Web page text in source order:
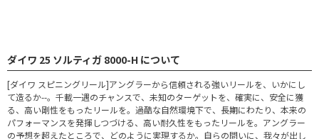
ダイワ 25 ソルティガ 8000-H について
[ダイワ スピニングリール]アングラーから信頼される強いリールを、いかにし
て造るか--。千載一遇のチャンスで、未知のターゲットを、確実に、安全に獲
る、高い剛性をもったリールを。過酷な自然環境下で、長期にわたり、本来の
パフォーマンスを発揮しつづける、高い耐久性をもったリールを。アングラー
の予想を超えたところで、どのように実現するか。自らの問いに、我々が出し